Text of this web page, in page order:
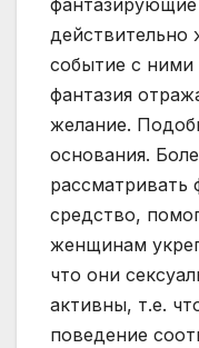
фантазирующие
действительно
событие с ними
фантазия
желание.
основания.
рассматривать
средство,
женщинам
что они
активны, т.е.
поведение